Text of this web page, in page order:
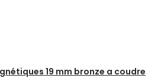
19 mm bronze a coudre